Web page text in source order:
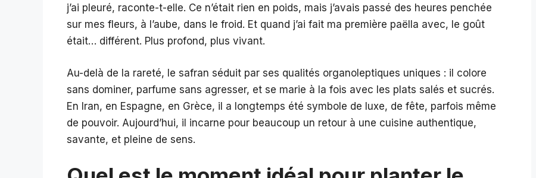
j’ai pleuré, raconte-t-elle. Ce n’était rien en poids, mais j’avais passé des heures penchée
sur mes fleurs, à l’aube, dans le froid. Et quand j’ai fait ma première paëlla avec, le goût
était… différent. Plus profond, plus vivant.
Au-delà de la rareté, le safran séduit par ses qualités organoleptiques uniques : il colore
sans dominer, parfume sans agresser, et se marie à la fois avec les plats salés et sucrés.
En Iran, en Espagne, en Grèce, il a longtemps été symbole de luxe, de fête, parfois même
de pouvoir. Aujourd’hui, il incarne pour beaucoup un retour à une cuisine authentique,
savante, et pleine de sens.